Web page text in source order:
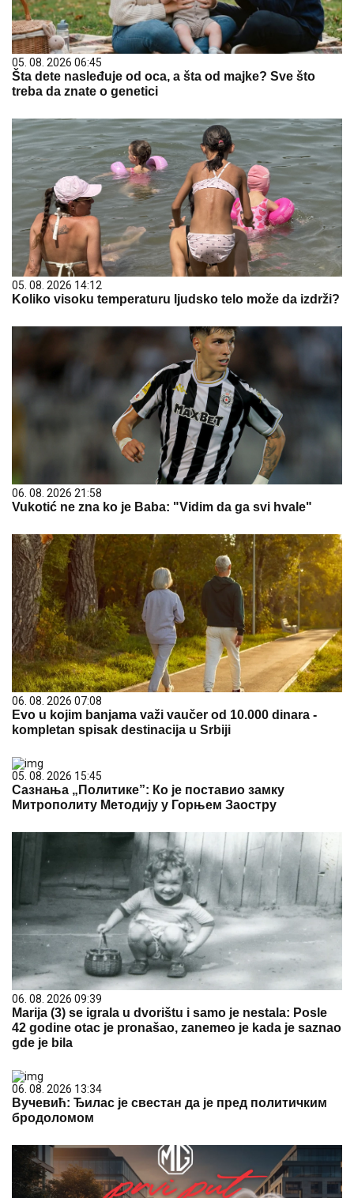
05. 08. 2026 06:45
Šta dete nasleđuje od oca, a šta od majke? Sve što
treba da znate o genetici
05. 08. 2026 14:12
Koliko visoku temperaturu ljudsko telo može da izdrži?
06. 08. 2026 21:58
Vukotić ne zna ko je Baba: "Vidim da ga svi hvale"
06. 08. 2026 07:08
Evo u kojim banjama važi vaučer od 10.000 dinara -
kompletan spisak destinacija u Srbiji
05. 08. 2026 15:45
Сазнања „Политике”: Ко је поставио замку
Митрополиту Методију у Горњем Заостру
06. 08. 2026 09:39
Marija (3) se igrala u dvorištu i samo je nestala: Posle
42 godine otac je pronašao, zanemeo je kada je saznao
gde je bila
06. 08. 2026 13:34
Вучевић: Ђилас је свестан да је пред политичким
бродоломом